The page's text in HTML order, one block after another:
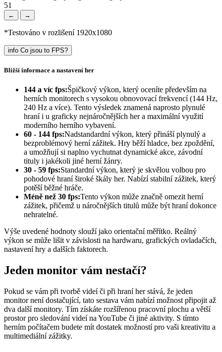
51
← →
*Testováno v rozlišení 1920x1080
info Co jsou to FPS?
Bližší informace a nastavení her
144 a víc fps:Špičkový výkon, který oceníte především na
herních monitorech s vysokou obnovovací frekvencí (144 Hz,
240 Hz a více). Tento výsledek znamená naprosto plynulé
hraní i u graficky nejnáročnějších her a maximální využití
moderního herního vybavení.
60 - 144 fps:Nadstandardní výkon, který přináší plynulý a
bezproblémový herní zážitek. Hry běží hladce, bez zpoždění,
a umožňují si naplno vychutnat dynamické akce, závodní
tituly i jakékoli jiné herní žánry.
30 - 59 fps:Standardní výkon, který je skvělou volbou pro
pohodové hraní široké škály her. Nabízí stabilní zážitek, který
potěší běžné hráče.
Méně než 30 fps:Tento výkon může značně omezit herní
zážitek, přičemž u náročnějších titulů může být hraní dokonce
nehratelné.
Výše uvedené hodnoty slouží jako orientační měřítko. Reálný
výkon se může lišit v závislosti na hardwaru, grafických ovladačích,
nastavení hry a dalších faktorech.
Jeden monitor vám nestačí?
Pokud se vám při tvorbě videí či při hraní her stává, že jeden
monitor není dostačující, tato sestava vám nabízí možnost připojit až
dva další monitory. Tím získáte rozšířenou pracovní plochu a větší
prostor pro sledování videí na YouTube či jiné aktivity. S tímto
herním počítačem budete mít dostatek možností pro vaši kreativitu a
multimediální zážitky.